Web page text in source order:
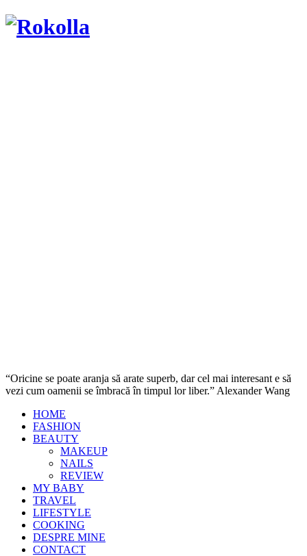
“Oricine se poate aranja să arate superb, dar cel mai interesant e să
vezi cum oamenii se îmbracă în timpul lor liber.” Alexander Wang
HOME
FASHION
BEAUTY
MAKEUP
NAILS
REVIEW
MY BABY
TRAVEL
LIFESTYLE
COOKING
DESPRE MINE
CONTACT